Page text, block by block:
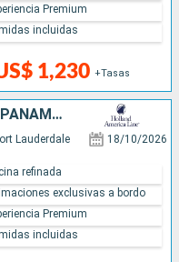
1,230 +Tasas
Premium
incluidas
ESTADOS UNIDOS, COLOMBIA, PANAMÁ, COSTA RICA, ISLAS CAIMÁN, REPÚBLICA DOMINICANA, ARUBA, BAHAMAS
Lauderdale 18/10/2026
refinada
exclusivas a bordo
Premium
incluidas